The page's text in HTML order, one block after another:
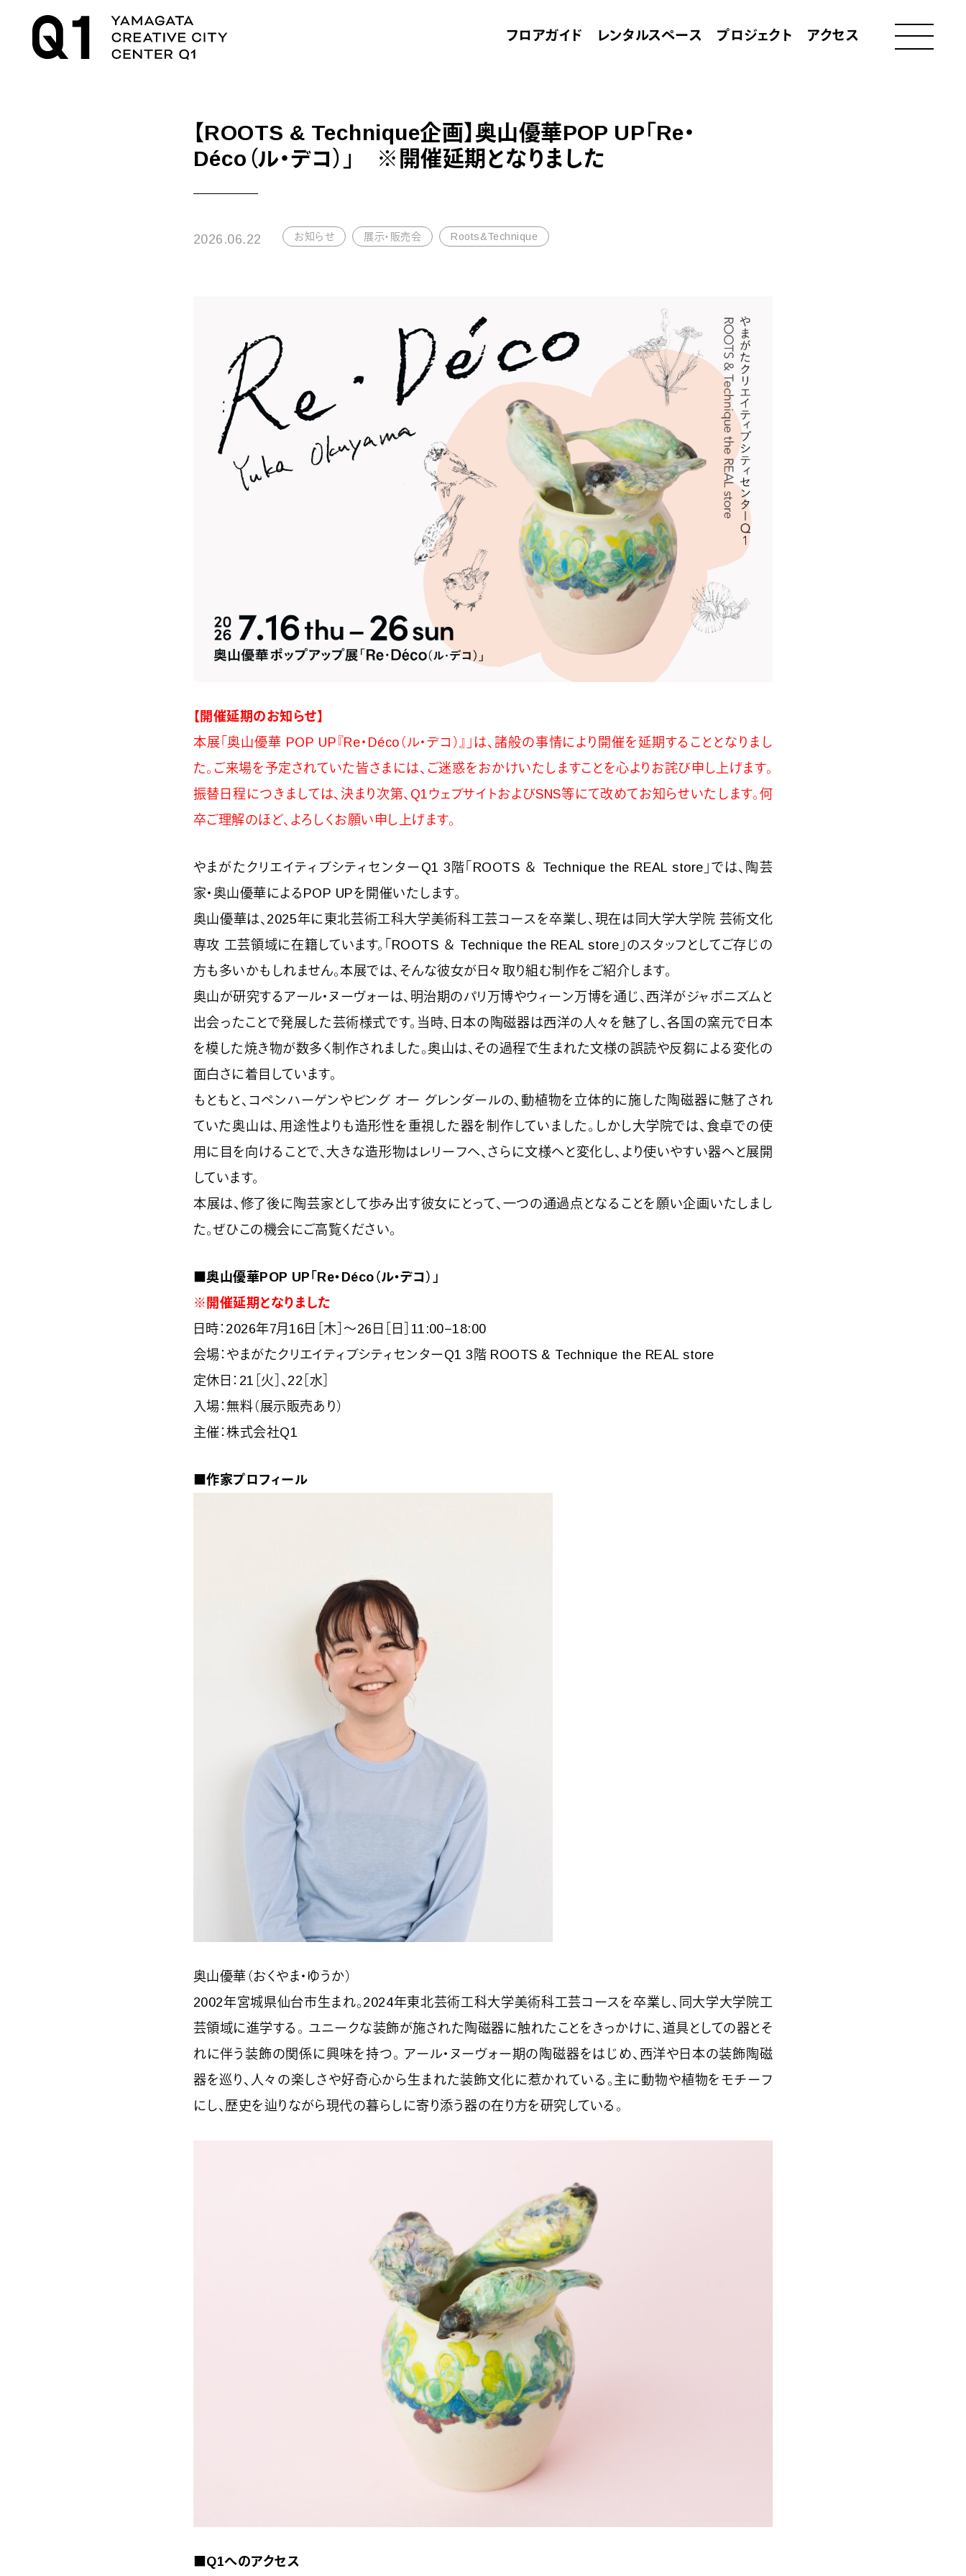
フロアガイド レンタルスペース プロジェクト アクセス
【ROOTS & Technique企画】奥山優華POP UP「Re・
Déco（ル・デコ）」 ※開催延期となりました
2026.06.22 お知らせ 展示・販売会 Roots&Technique
【開催延期のお知らせ】
本展「奥山優華 POP UP『Re・Déco（ル・デコ）』」は、諸般の事情により開催を延期することとなりまし
た。ご来場を予定されていた皆さまには、ご迷惑をおかけいたしますことを心よりお詫び申し上げます。
振替日程につきましては、決まり次第、Q1ウェブサイトおよびSNS等にて改めてお知らせいたします。何
卒ご理解のほど、よろしくお願い申し上げます。
やまがたクリエイティブシティセンターQ1 3階「ROOTS ＆ Technique the REAL store」では、陶芸
家・奥山優華によるPOP UPを開催いたします。
奥山優華は、2025年に東北芸術工科大学美術科工芸コースを卒業し、現在は同大学大学院 芸術文化
専攻 工芸領域に在籍しています。「ROOTS ＆ Technique the REAL store」のスタッフとしてご存じの
方も多いかもしれません。本展では、そんな彼女が日々取り組む制作をご紹介します。
奥山が研究するアール・ヌーヴォーは、明治期のパリ万博やウィーン万博を通じ、西洋がジャポニズムと
出会ったことで発展した芸術様式です。当時、日本の陶磁器は西洋の人々を魅了し、各国の窯元で日本
を模した焼き物が数多く制作されました。奥山は、その過程で生まれた文様の誤読や反芻による変化の
面白さに着目しています。
もともと、コペンハーゲンやビング オー グレンダールの、動植物を立体的に施した陶磁器に魅了され
ていた奥山は、用途性よりも造形性を重視した器を制作していました。しかし大学院では、食卓での使
用に目を向けることで、大きな造形物はレリーフへ、さらに文様へと変化し、より使いやすい器へと展開
しています。
本展は、修了後に陶芸家として歩み出す彼女にとって、一つの通過点となることを願い企画いたしまし
た。ぜひこの機会にご高覧ください。
■奥山優華POP UP「Re・Déco（ル・デコ）」
※開催延期となりました
日時：2026年7月16日［木］〜26日［日］11:00−18:00
会場：やまがたクリエイティブシティセンターQ1 3階 ROOTS & Technique the REAL store
定休日：21［火］、22［水］
入場：無料（展示販売あり）
主催：株式会社Q1
■作家プロフィール
奥山優華（おくやま・ゆうか）
2002年宮城県仙台市生まれ。2024年東北芸術工科大学美術科工芸コースを卒業し、同大学大学院工
芸領域に進学する。 ユニークな装飾が施された陶磁器に触れたことをきっかけに、道具としての器とそ
れに伴う装飾の関係に興味を持つ。 アール・ヌーヴォー期の陶磁器をはじめ、西洋や日本の装飾陶磁
器を巡り、人々の楽しさや好奇心から生まれた装飾文化に惹かれている。主に動物や植物をモチーフ
にし、歴史を辿りながら現代の暮らしに寄り添う器の在り方を研究している。
■Q1へのアクセス